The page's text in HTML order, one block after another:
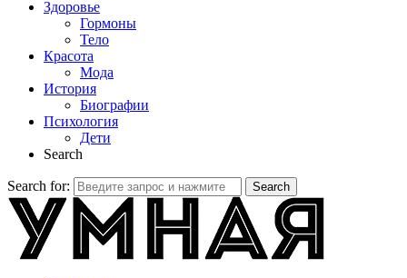
Здоровье
Гормоны
Тело
Красота
Мода
История
Биографии
Психология
Дети
Search
Search for: Search